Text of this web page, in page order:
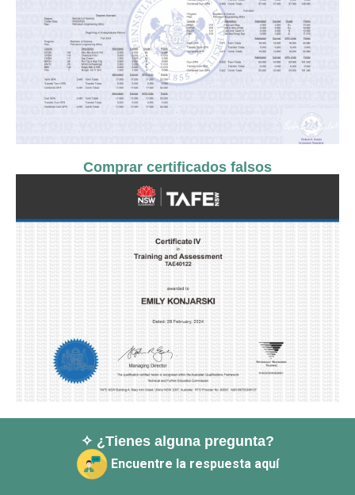
Comprar certificados falsos
✧ ¿Tienes alguna pregunta?
Encuentre la respuesta aquí